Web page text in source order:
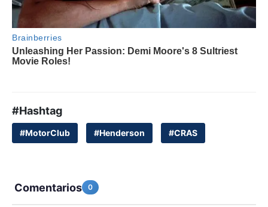
#Hashtag
#MotorClub #Henderson #CRAS
Comentarios 0